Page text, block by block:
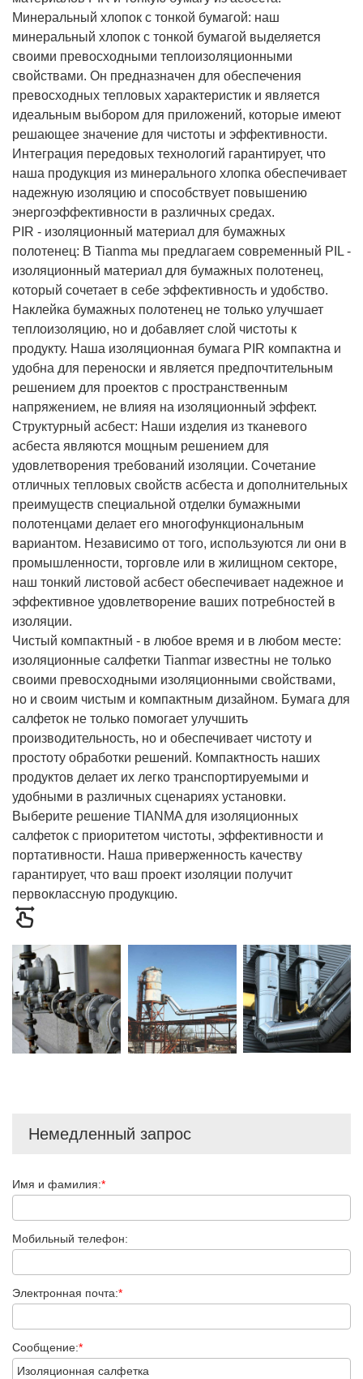
Минеральный хлопок с тонкой бумагой: наш
минеральный хлопок с тонкой бумагой выделяется
своими превосходными теплоизоляционными
свойствами. Он предназначен для обеспечения
превосходных тепловых характеристик и является
идеальным выбором для приложений, которые имеют
решающее значение для чистоты и эффективности.
Интеграция передовых технологий гарантирует, что
наша продукция из минерального хлопка обеспечивает
надежную изоляцию и способствует повышению
энергоэффективности в различных средах.
PIR - изоляционный материал для бумажных
полотенец: В Tianma мы предлагаем современный PIL -
изоляционный материал для бумажных полотенец,
который сочетает в себе эффективность и удобство.
Наклейка бумажных полотенец не только улучшает
теплоизоляцию, но и добавляет слой чистоты к
продукту. Наша изоляционная бумага PIR компактна и
удобна для переноски и является предпочтительным
решением для проектов с пространственным
напряжением, не влияя на изоляционный эффект.
Структурный асбест: Наши изделия из тканевого
асбеста являются мощным решением для
удовлетворения требований изоляции. Сочетание
отличных тепловых свойств асбеста и дополнительных
преимуществ специальной отделки бумажными
полотенцами делает его многофункциональным
вариантом. Независимо от того, используются ли они в
промышленности, торговле или в жилищном секторе,
наш тонкий листовой асбест обеспечивает надежное и
эффективное удовлетворение ваших потребностей в
изоляции.
Чистый компактный - в любое время и в любом месте:
изоляционные салфетки Tianmar известны не только
своими превосходными изоляционными свойствами,
но и своим чистым и компактным дизайном. Бумага для
салфеток не только помогает улучшить
производительность, но и обеспечивает чистоту и
простоту обработки решений. Компактность наших
продуктов делает их легко транспортируемыми и
удобными в различных сценариях установки.
Выберите решение TIANMA для изоляционных
салфеток с приоритетом чистоты, эффективности и
портативности. Наша приверженность качеству
гарантирует, что ваш проект изоляции получит
первоклассную продукцию.
Немедленный запрос
Имя и фамилия:*
Мобильный телефон:
Электронная почта:*
Сообщение:*